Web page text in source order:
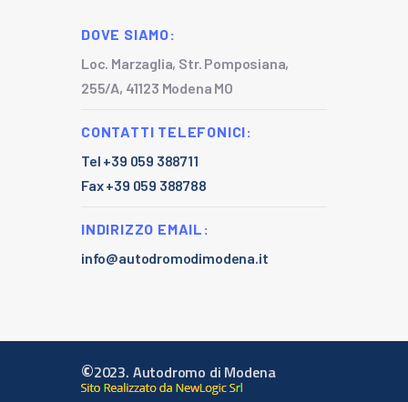
DOVE SIAMO:
Loc. Marzaglia, Str. Pomposiana,
255/A, 41123 Modena MO
CONTATTI TELEFONICI:
Tel +39 059 388711
Fax +39 059 388788
INDIRIZZO EMAIL:
info@autodromodimodena.it
©2023. Autodromo di Modena